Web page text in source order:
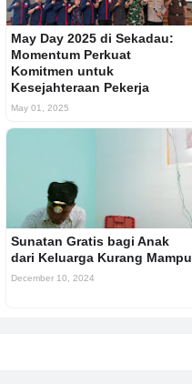
May Day 2025 di Sekadau:
Momentum Perkuat
Komitmen untuk
Kesejahteraan Pekerja
May 01, 2025
Sunatan Gratis bagi Anak
dari Keluarga Kurang Mampu
December 10, 2024